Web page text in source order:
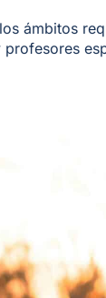
ámbitos